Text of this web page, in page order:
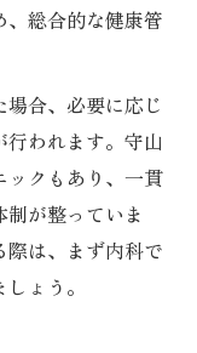
総合的な健康管
合、必要に応じ
われます。守山
ックもあり、一貫
が整っていま
は、まず内科で
ょう。